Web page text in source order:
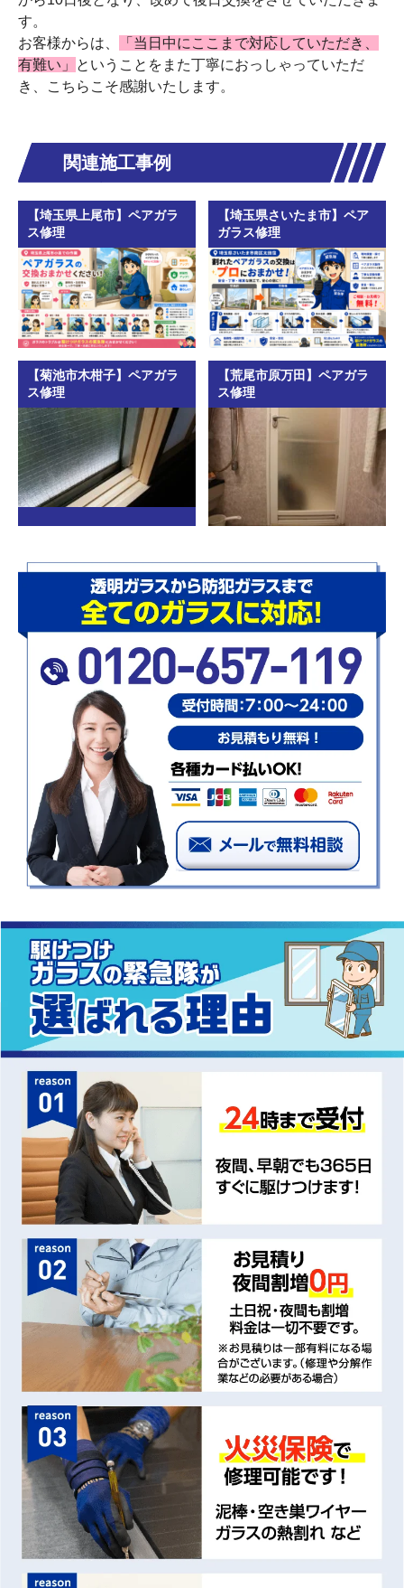
す。
お客様からは、
「当日中にここまで対応していただき、
有難い」
ということをまた丁寧におっしゃっていただ
き、こちらこそ感謝いたします。
関連施工事例
【埼玉県上尾市】ペアガラ
ス修理
【埼玉県さいたま市】ペア
ガラス修理
【菊池市木柑子】ペアガラ
ス修理
【荒尾市原万田】ペアガラ
ス修理